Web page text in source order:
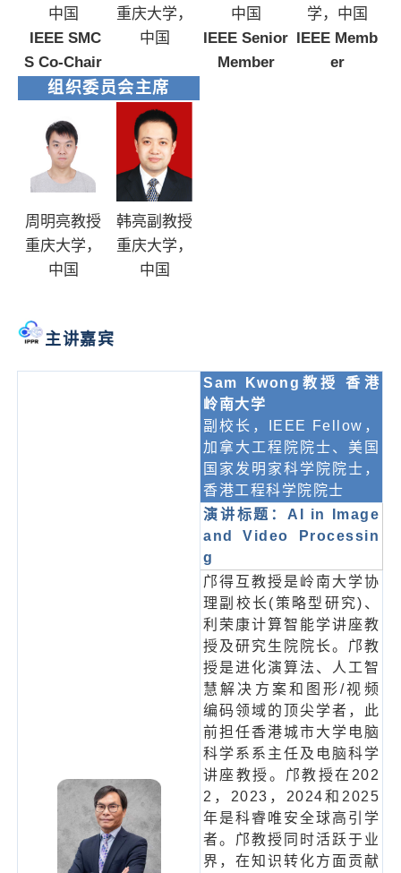
中国
IEEE SMC
S Co-Chair
重庆大学，
中国
中国
IEEE Senior
Member
学，中国
IEEE Memb
er
组织委员会主席
周明亮教授
重庆大学，
中国
韩亮副教授
重庆大学，
中国
主讲嘉宾
Sam Kwong教授 香港
岭南大学
副校长，IEEE Fellow，
加拿大工程院院士、美国
国家发明家科学院院士，
香港工程科学院院士
演讲标题：AI in Image
and Video Processin
g
邝得互教授是岭南大学协
理副校长(策略型研究)、
利荣康计算智能学讲座教
授及研究生院院长。邝教
授是进化演算法、人工智
慧解决方案和图形/视频
编码领域的顶尖学者，此
前担任香港城市大学电脑
科学系系主任及电脑科学
讲座教授。邝教授在202
2，2023，2024和2025
年是科睿唯安全球高引学
者。邝教授同时活跃于业
界，在知识转化方面贡献